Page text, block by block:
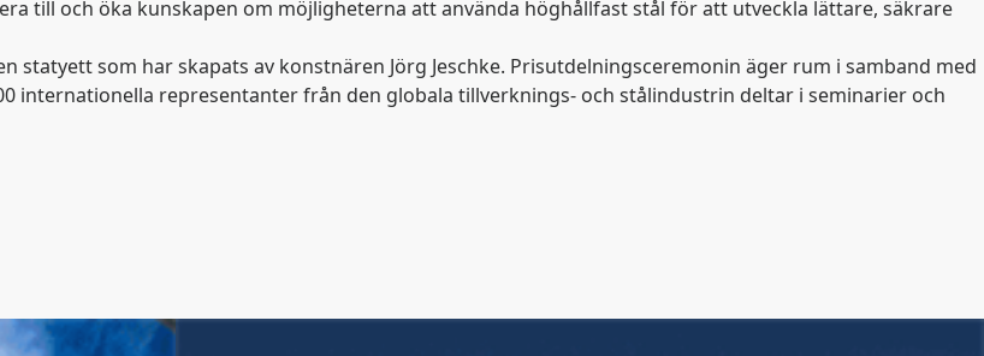
till och öka kunskapen om möjligheterna att använda höghållfast stål för att utveckla lättare, säkrare
statyett som har skapats av konstnären Jörg Jeschke. Prisutdelningsceremonin äger rum i samband med
internationella representanter från den globala tillverknings- och stålindustrin deltar i seminarier och